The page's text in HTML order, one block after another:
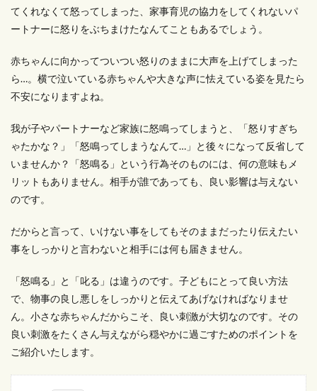
てくれなくて怒ってしまった、家事育児の協力をしてくれないパ
ートナーに怒りをぶちまけたなんてこともあるでしょう。
赤ちゃんに向かってついつい怒りのままに大声を上げてしまった
ら…。横で泣いている赤ちゃんや大きな声に怯えている姿を見たら
不安になりますよね。
我が子やパートナーなど家族に怒鳴ってしまうと、「怒りすぎち
ゃたかな？」「怒鳴ってしまうなんて…」と後々になって反省して
いませんか？「怒鳴る」という行為そのものには、何の意味もメ
リットもありません。相手が誰であっても、良い影響は与えない
のです。
だからと言って、いけない事をしてもそのままだったり伝えたい
事をしっかりと言わないと相手には何も届きません。
「怒鳴る」と「叱る」は違うのです。子どもにとって良い方法
で、物事の良し悪しをしっかりと伝えてあげなければなりませ
ん。小さな赤ちゃんだからこそ、良い刺激が大切なのです。その
良い刺激をたくさん与えながら穏やかに過ごすためのポイントを
ご紹介いたします。